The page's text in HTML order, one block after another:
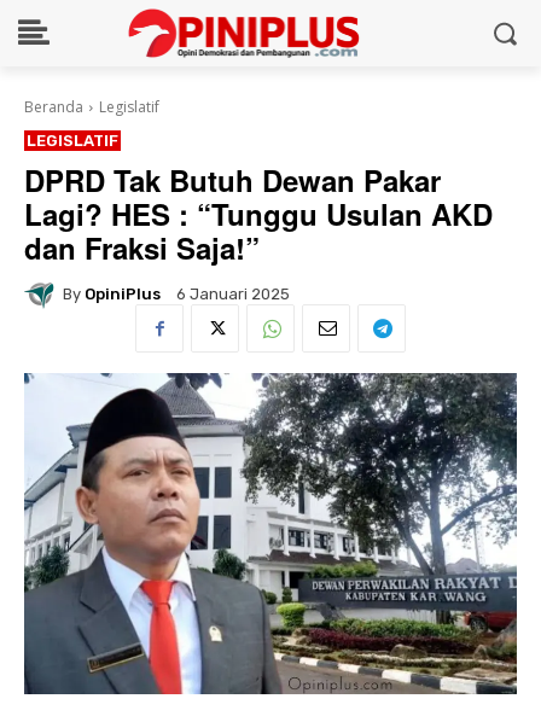
Beranda Legislatif
LEGISLATIF
DPRD Tak Butuh Dewan Pakar
Lagi? HES : “Tunggu Usulan AKD
dan Fraksi Saja!”
By OpiniPlus 6 Januari 2025